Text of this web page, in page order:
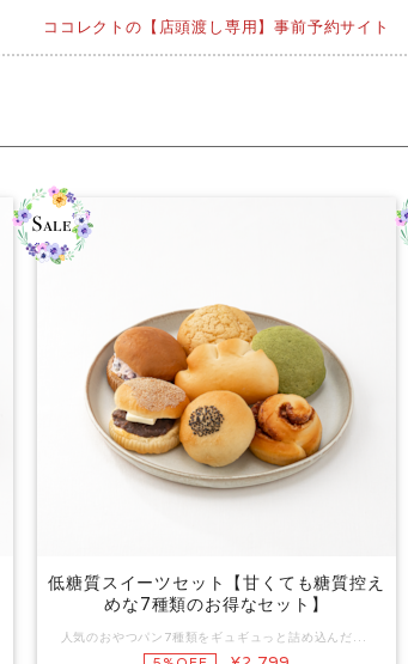
ココレクトの【店頭渡し専用】事前予約サイト
低糖質スイーツセット【甘くても糖質控え
めな7種類のお得なセット】